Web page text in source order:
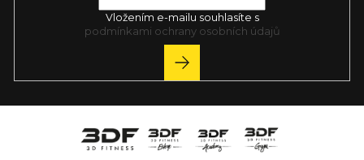
Vložením e-mailu souhlasíte s
podmínkami ochrany osobních údajů
PŘIHLÁSIT
SE